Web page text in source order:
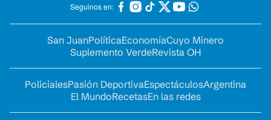
Seguinos en:
San JuanPolíticaEconomíaCuyo Minero
Suplemento VerdeRevista OH
PolicialesPasión DeportivaEspectáculosArgentina
El MundoRecetasEn las redes